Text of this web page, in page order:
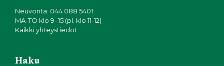
Neuvonta: 044 088 5401
MA-TO klo 9–15 (pl. klo 11-12)
Kaikki yhteystiedot
Haku